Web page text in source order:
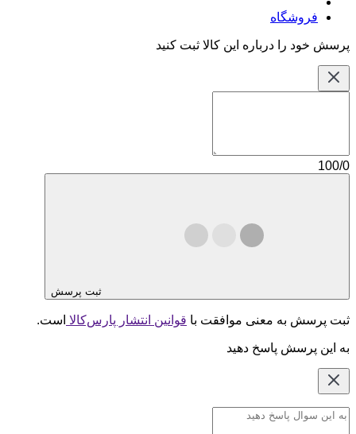
فروشگاه
پرسش خود را درباره این کالا ثبت کنید
100/0
ثبت پرسش
ثبت پرسش به معنی موافقت با قوانین انتشار پارس‌کالا است.
به این پرسش پاسخ دهید